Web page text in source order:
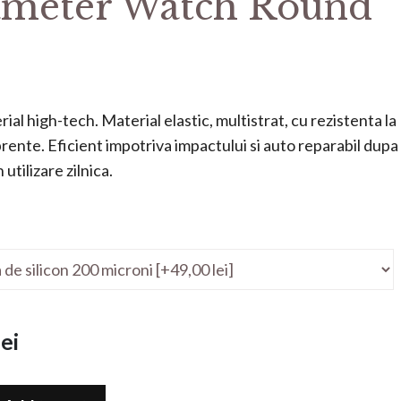
high-tech. Material elastic, multistrat, cu rezistenta la
Eficient impotriva impactului si auto reparabil dupa
utilizare zilnica.